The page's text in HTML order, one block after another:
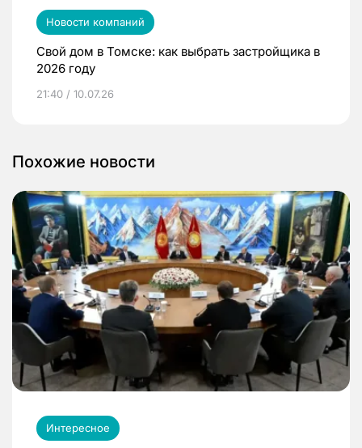
Новости компаний
Свой дом в Томске: как выбрать застройщика в
2026 году
21:40 / 10.07.26
Похожие новости
Интересное